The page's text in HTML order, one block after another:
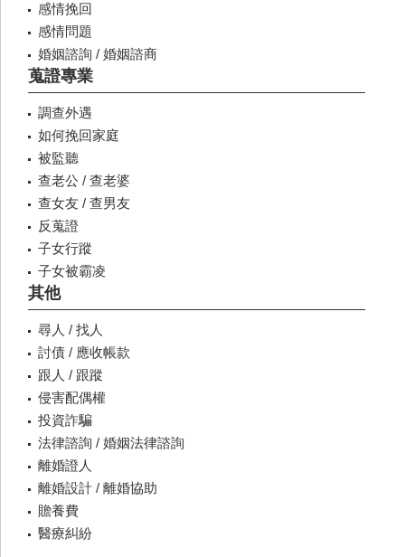
感情挽回
感情問題
婚姻諮詢 / 婚姻諮商
蒐證專業
調查外遇
如何挽回家庭
被監聽
查老公 / 查老婆
查女友 / 查男友
反蒐證
子女行蹤
子女被霸凌
其他
尋人 / 找人
討債 / 應收帳款
跟人 / 跟蹤
侵害配偶權
投資詐騙
法律諮詢 / 婚姻法律諮詢
離婚證人
離婚設計 / 離婚協助
贍養費
醫療糾紛